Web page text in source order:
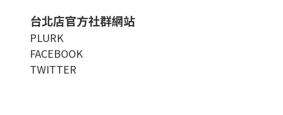
台北店官方社群網站
PLURK
FACEBOOK
TWITTER